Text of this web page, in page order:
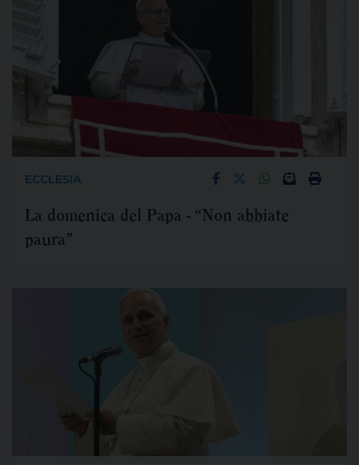
ECCLESIA
La domenica del Papa - “Non abbiate
paura”